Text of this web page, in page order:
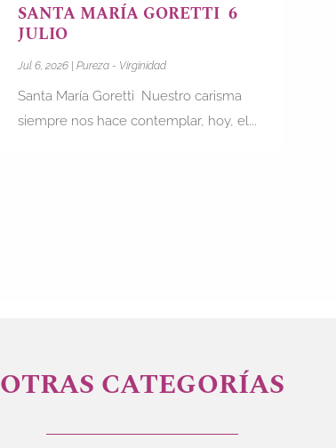
SANTA MARÍA GORETTI 6
JULIO
Jul 6, 2026| Pureza - Virginidad
Santa María Goretti Nuestro carisma
siempre nos hace contemplar, hoy, el...
OTRAS CATEGORÍAS